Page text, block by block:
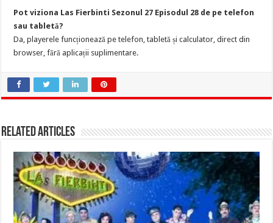
Pot viziona Las Fierbinti Sezonul 27 Episodul 28 de pe telefon
sau tabletă?
Da, playerele funcționează pe telefon, tabletă și calculator, direct din
browser, fără aplicații suplimentare.
Related Articles